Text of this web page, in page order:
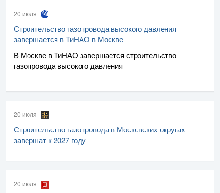
20 июля
Строительство газопровода высокого давления
завершается в ТиНАО в Москве
В Москве в ТиНАО завершается строительство
газопровода высокого давления
20 июля
Строительство газопровода в Московских округах
завершат к 2027 году
20 июля